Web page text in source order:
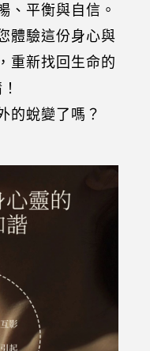
、平衡與自信。
體驗這份身心與
重新找回生命的
的蛻變了嗎？